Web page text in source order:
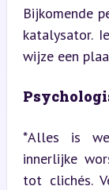
Bijkomende
katalysator.
wijze een
*Alles is
innerlijke
tot clichés.